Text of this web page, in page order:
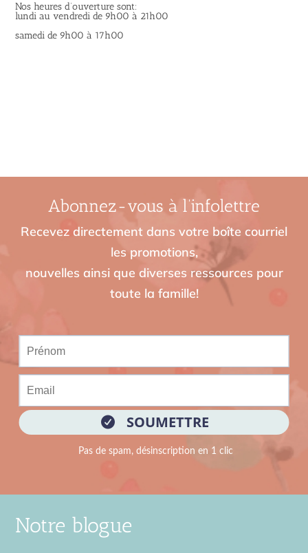
Nos heures d’ouverture sont:
lundi au vendredi de 9h00 à 21h00
samedi de 9h00 à 17h00
Abonnez-vous à l’infolettre
Recevez directement dans votre boîte courriel
les promotions,
nouvelles ainsi que diverses ressources pour
toute la famille!
Notre blogue